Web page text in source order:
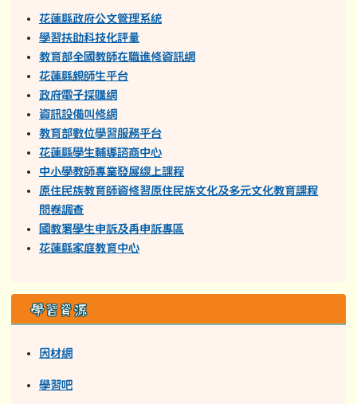
花蓮縣政府公文管理系統
學習扶助科技化評量
教育部全國教師在職進修資訊網
花蓮縣親師生平台
政府電子採購網
資訊設備叫修網
教育部數位學習服務平台
花蓮縣學生輔導諮商中心
中小學教師專業發展線上課程
原住民族教育師資修習原住民族文化及多元文化教育課程
問卷調查
國教署學生申訴及再申訴專區
花蓮縣家庭教育中心
學習資源
因材網
學習吧